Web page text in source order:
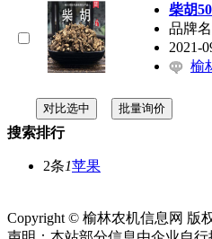
柴胡
品牌
2021-
榆
搜索排行
2条1苹果
Copyright © 榆林农机信息网 版